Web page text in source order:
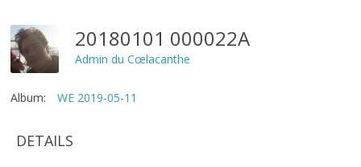
20180101 000022A
Admin du Cœlacanthe
Album: WE 2019-05-11
DETAILS